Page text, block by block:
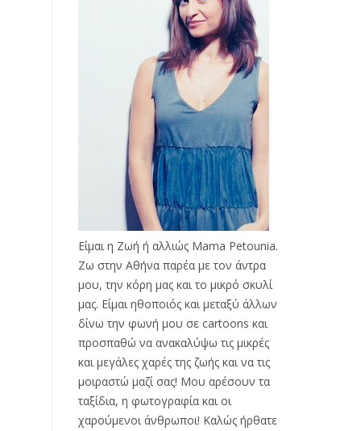
Είμαι η Ζωή ή αλλιώς Mama Petounia.
Ζω στην Αθήνα παρέα με τον άντρα
μου, την κόρη μας και το μικρό σκυλί
μας. Είμαι ηθοποιός και μεταξύ άλλων
δίνω την φωνή μου σε cartoons και
προσπαθώ να ανακαλύψω τις μικρές
και μεγάλες χαρές της ζωής και να τις
μοιραστώ μαζί σας! Μου αρέσουν τα
ταξίδια, η φωτογραφία και οι
χαρούμενοι άνθρωποι! Καλώς ήρθατε